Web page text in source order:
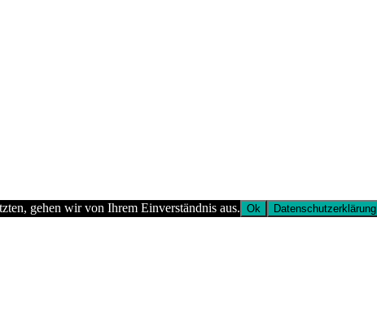
gehen wir von Ihrem Einverständnis aus. Ok Datenschutzerklärung